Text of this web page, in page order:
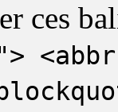
ces